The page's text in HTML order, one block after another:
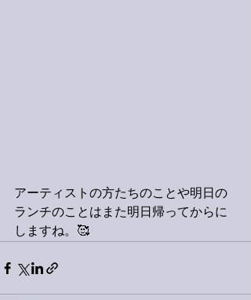
アーティストの方たちのことや明日の
ランチのことはまた明日帰ってからに
しますね。🥰